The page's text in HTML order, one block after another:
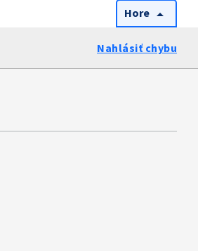
Hore arrow_drop_up
Nahlásiť chybu